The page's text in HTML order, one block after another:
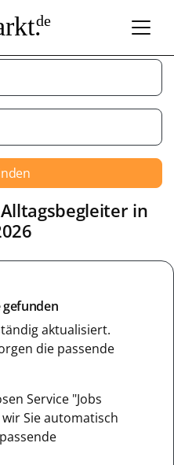
de
Alltagsbegleiter in
gefunden
aktualisiert.
die passende
Service "Jobs
Sie automatisch